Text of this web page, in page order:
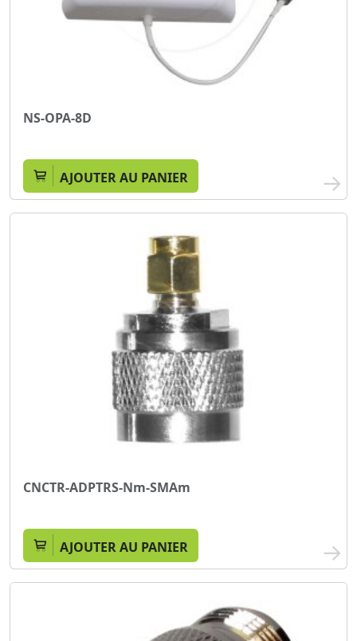
NS-OPA-8D
AJOUTER AU PANIER
CNCTR-ADPTRS-Nm-SMAm
AJOUTER AU PANIER